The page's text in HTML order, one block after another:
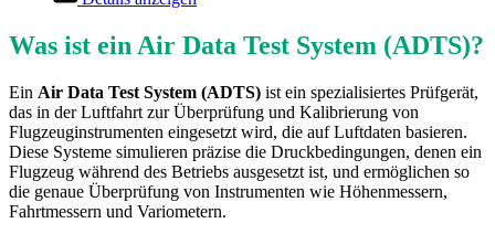
Was ist ein Air Data Test System (ADTS)?
Ein Air Data Test System (ADTS) ist ein spezialisiertes Prüfgerät,
das in der Luftfahrt zur Überprüfung und Kalibrierung von
Flugzeuginstrumenten eingesetzt wird, die auf Luftdaten basieren.
Diese Systeme simulieren präzise die Druckbedingungen, denen ein
Flugzeug während des Betriebs ausgesetzt ist, und ermöglichen so
die genaue Überprüfung von Instrumenten wie Höhenmessern,
Fahrtmessern und Variometern.